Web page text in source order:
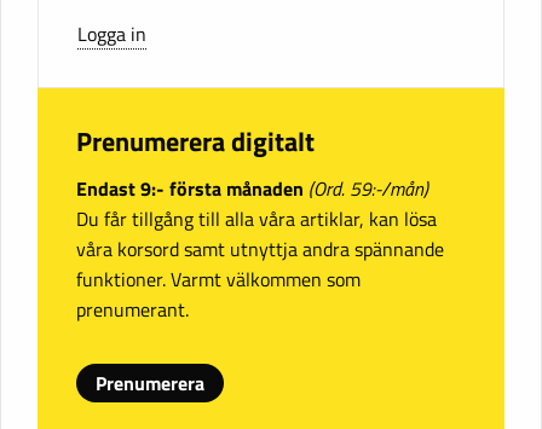
Logga in
Prenumerera digitalt
Endast 9:- första månaden (Ord. 59:-/mån)
Du får tillgång till alla våra artiklar, kan lösa
våra korsord samt utnyttja andra spännande
funktioner. Varmt välkommen som
prenumerant.
Prenumerera